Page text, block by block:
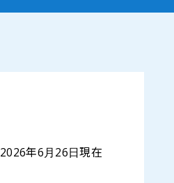
2026年6月26日現在